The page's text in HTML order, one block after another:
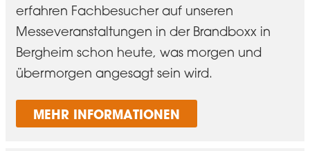
erfahren Fachbesucher auf unseren
Messeveranstaltungen in der Brandboxx in
Bergheim schon heute, was morgen und
übermorgen angesagt sein wird.
MEHR INFORMATIONEN